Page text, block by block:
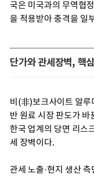
국은 미국과의 무역협
을 적용받아 충격을 일
단가와 관세장벽, 핵
비(非)보크사이트 알
반 원료 시장 판도가
한국 업계의 당면 리스
세 장벽이다.
관세 노출·현지 생산